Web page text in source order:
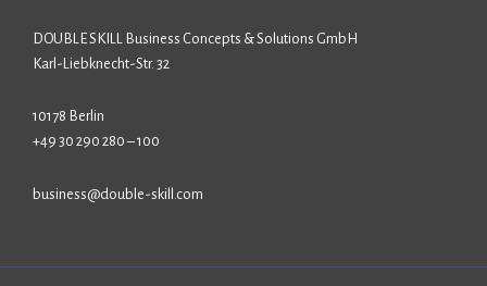
DOUBLE SKILL Business Concepts & Solutions GmbH
Karl-Liebknecht-Str. 32
10178 Berlin
+49 30 290 280 – 100
business@double-skill.com